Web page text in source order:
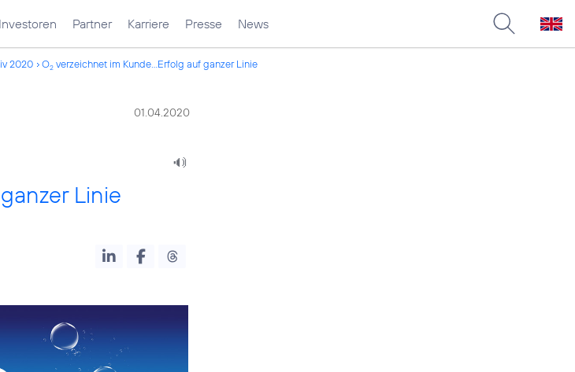
Investoren Partner Karriere Presse News
2020 O2 verzeichnet im Kunde...Erfolg auf ganzer Linie
01.04.2020
Linie